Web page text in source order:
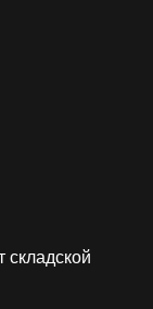
складской